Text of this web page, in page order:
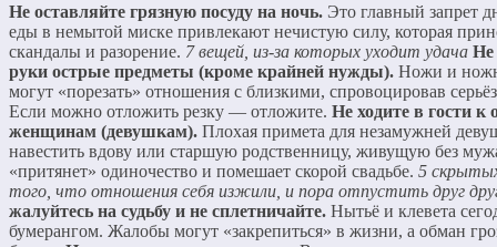
Не оставляйте грязную посуду на ночь. Это главный запрет
еды в немытой миске привлекают нечистую силу, которая
скандалы и разорение. 7 вещей, из-за которых уходит удача Не
руки острые предметы (кроме крайней нужды). Ножи и
могут «порезать» отношения с близкими, спровоцировав
Если можно отложить резку — отложите. Не ходите в гости к
женщинам (девушкам). Плохая примета для незамужней
навестить вдову или старшую родственницу, живущую без
«притянет» одиночество и помешает скорой свадьбе. 5
того, что отношения себя изжили, и пора отпустить друг
жалуйтесь на судьбу и не сплетничайте. Нытьё и клевета
бумерангом. Жалобы могут «закрепиться» в жизни, а обман